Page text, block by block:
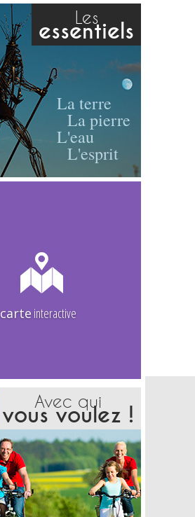
Les
essentiels
La terre
La pierre
L'eau
L'esprit
carte interactive
Avec qui
vous voulez !